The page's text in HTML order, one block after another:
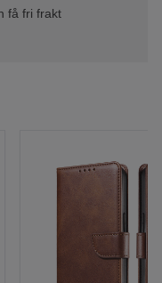
få fri frakt